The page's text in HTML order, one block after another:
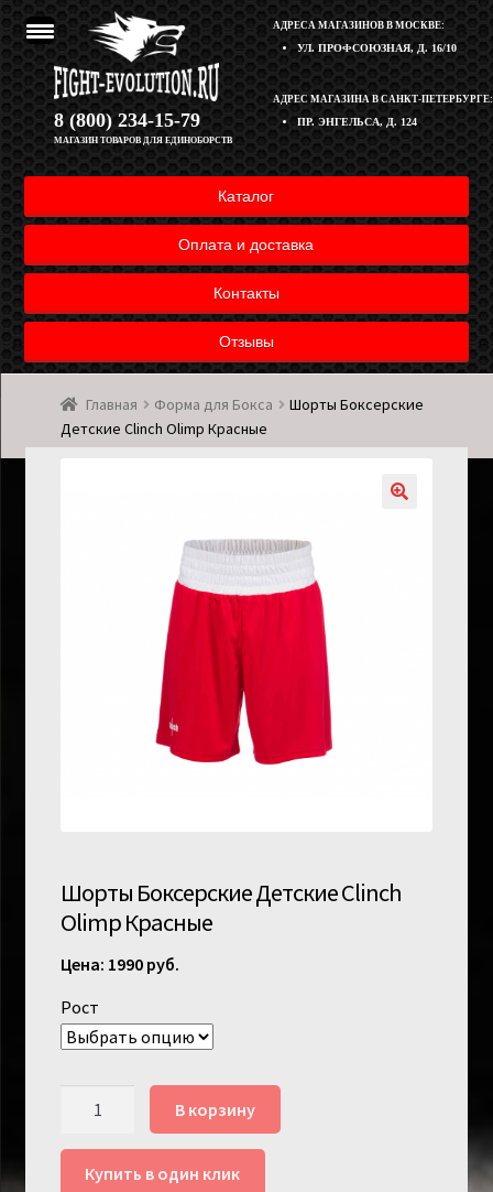
АДРЕСА МАГАЗИНОВ В МОСКВЕ:
УЛ. ПРОФСОЮЗНАЯ, Д. 16/10
АДРЕС МАГАЗИНА В САНКТ-ПЕТЕРБУРГЕ:
ПР. ЭНГЕЛЬСА, Д. 124
8 (800) 234-15-79
МАГАЗИН ТОВАРОВ ДЛЯ ЕДИНОБОРСТВ
Каталог
Оплата и доставка
Контакты
Отзывы
Перейти
к
навигации
Перейти
к
содержимому
Корзина
Полезная информация
Оплата и доставка товара
Мой аккаунт
Главная Форма для Бокса
Шорты Боксерские
Детские Clinch Olimp Красные
Шорты Боксерские Детские Clinch
Olimp Красные
1990 руб.
Рост
Количество
Шорты
Боксерские
В корзину
Купить в один клик